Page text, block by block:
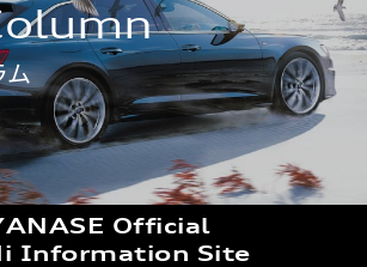
ム
Official
Information Site